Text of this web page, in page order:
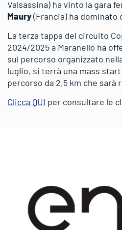
Valsassina) ha vinto la gara
Maury(Francia) ha dominato
La terza tappa del circuito
2024/2025 a Maranello ha
sul percorso organizzato
luglio, si terrà una mass
percorso da 2,5 km che
Clicca QUI per consultare le